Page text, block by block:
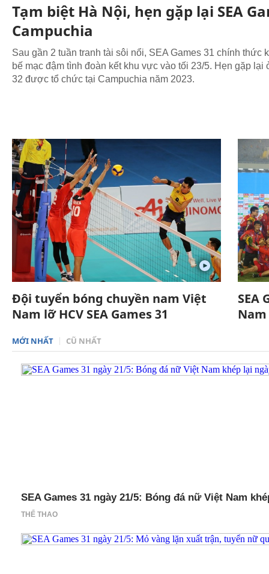
Tạm biệt Hà Nội, hẹn gặp lại SEA
Campuchia
Sau gần 2 tuần tranh tài sôi nổi, SEA Games 31 chính thức
bế mạc đậm tình đoàn kết khu vực vào tối 23/5. Hẹn gặp lại
32 được tổ chức tại Campuchia năm 2023.
Đội tuyển bóng chuyền nam Việt
Nam lỡ HCV SEA Games 31
SEA
MỚI NHẤT CŨ NHẤT
THỂ THAO
SEA Games 31 ngày 21/5: Bóng đá nữ Việt Nam